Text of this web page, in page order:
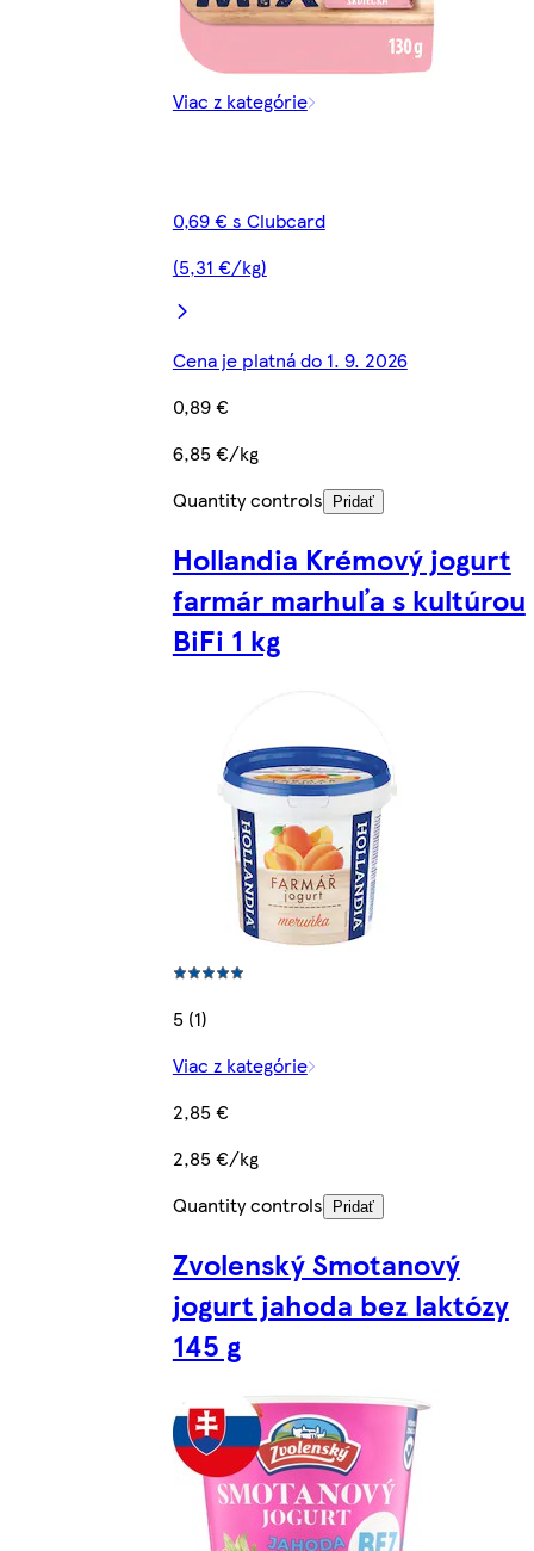
Viac z kategórie
0,69 € s Clubcard
(5,31 €/kg)
Cena je platná do 1. 9. 2026
0,89 €
6,85 €/kg
Quantity controls
Pridať
Hollandia Krémový jogurt
farmár marhuľa s kultúrou
BiFi 1 kg
5 (1)
Viac z kategórie
2,85 €
2,85 €/kg
Quantity controls
Pridať
Zvolenský Smotanový
jogurt jahoda bez laktózy
145 g